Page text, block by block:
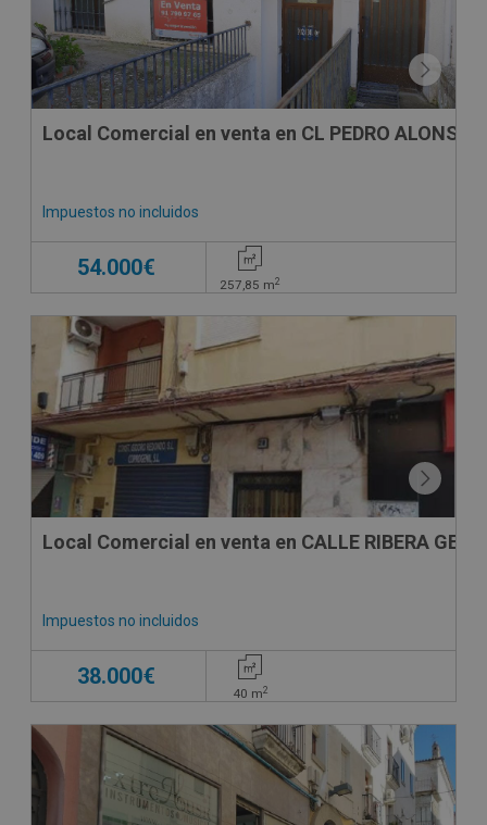
Local Comercial en venta en CL PEDRO ALONSO
Impuestos no incluidos
54.000€
257,85 m2
CESIÓN DE REMATE
Local Comercial en venta en CALLE RIBERA
Impuestos no incluidos
38.000€
40 m2
CONDICIONES ESPECIALES